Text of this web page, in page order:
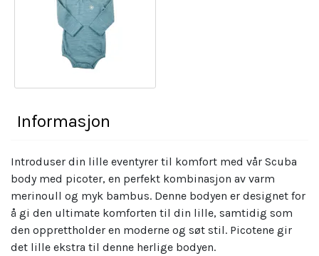
Informasjon
Introduser din lille eventyrer til komfort med vår Scuba
body med picoter, en perfekt kombinasjon av varm
merinoull og myk bambus. Denne bodyen er designet for
å gi den ultimate komforten til din lille, samtidig som
den opprettholder en moderne og søt stil. Picotene gir
det lille ekstra til denne herlige bodyen.